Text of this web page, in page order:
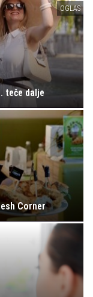
OGLAS
teče dalje
Corner